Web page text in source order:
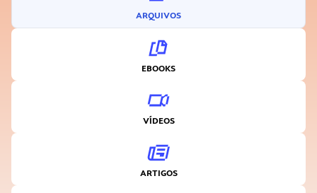
ARQUIVOS
EBOOKS
VÍDEOS
ARTIGOS